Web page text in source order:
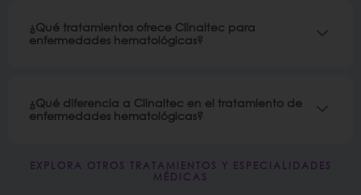
¿Qué tratamientos ofrece Clinaltec para
enfermedades hematológicas?
¿Qué diferencia a Clinaltec en el tratamiento de
enfermedades hematológicas?
EXPLORA OTROS TRATAMIENTOS Y ESPECIALIDADES
MÉDICAS